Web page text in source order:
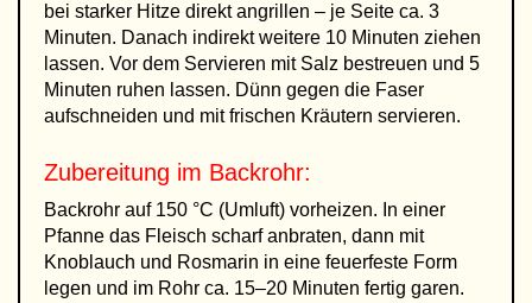
bei starker Hitze direkt angrillen – je Seite ca. 3
Minuten. Danach indirekt weitere 10 Minuten ziehen
lassen. Vor dem Servieren mit Salz bestreuen und 5
Minuten ruhen lassen. Dünn gegen die Faser
aufschneiden und mit frischen Kräutern servieren.
Zubereitung im Backrohr:
Backrohr auf 150 °C (Umluft) vorheizen. In einer
Pfanne das Fleisch scharf anbraten, dann mit
Knoblauch und Rosmarin in eine feuerfeste Form
legen und im Rohr ca. 15–20 Minuten fertig garen.